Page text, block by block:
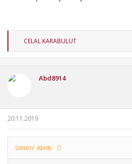
T
p
CELAL KARABULUT
Abd8914
20.11.2019
Umtrn' Alıntı: